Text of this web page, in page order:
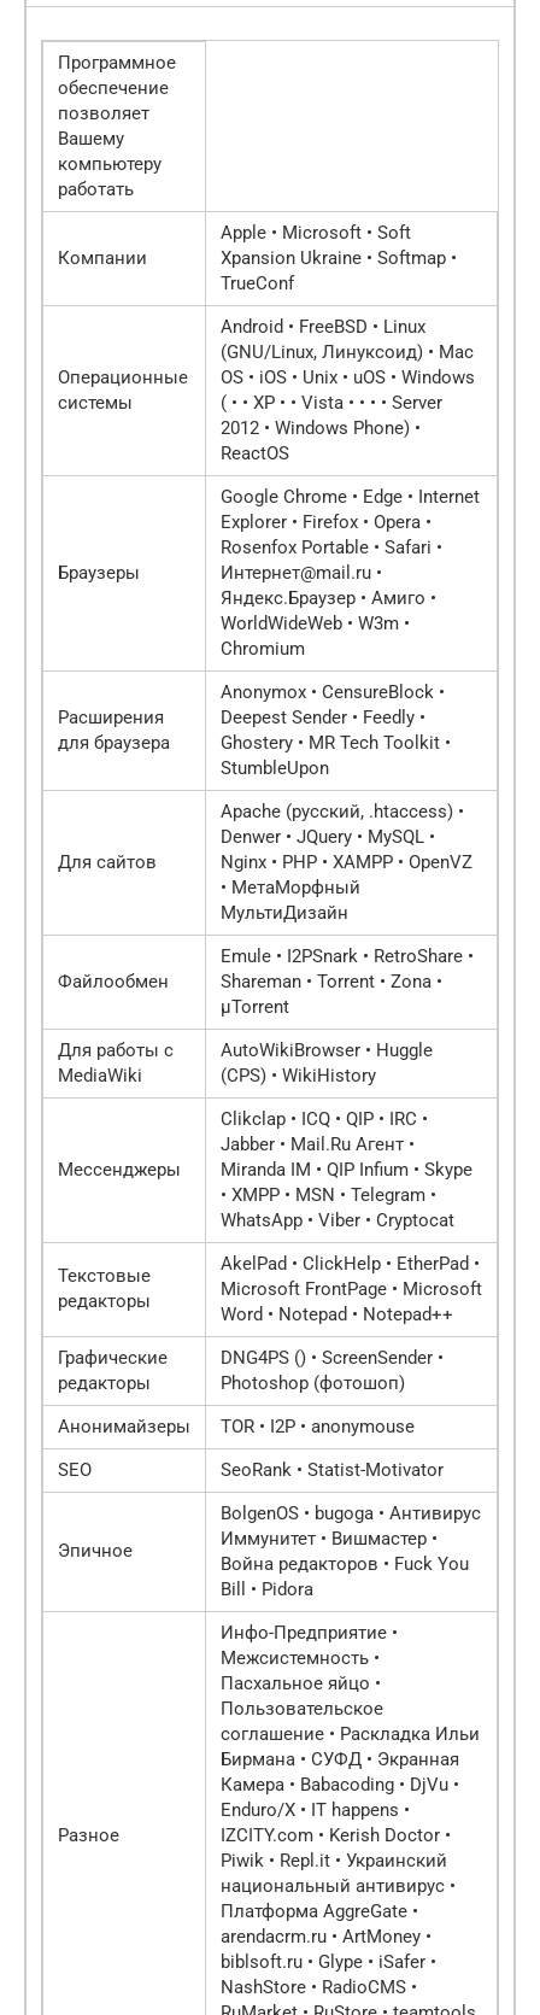
Программное
обеспечение
позволяет
Вашему
компьютеру
работать
Компании
Apple • Microsoft • Soft
Xpansion Ukraine • Softmap •
TrueConf
Операционные
системы
Android • FreeBSD • Linux
(GNU/Linux, Линуксоид) • Mac
OS • iOS • Unix • uOS • Windows
( • • XP • • Vista • • • • Server
2012 • Windows Phone) •
ReactOS
Браузеры
Google Chrome • Edge • Internet
Explorer • Firefox • Opera •
Rosenfox Portable • Safari •
Интернет@mail.ru •
Яндекс.Браузер • Амиго •
WorldWideWeb • W3m •
Chromium
Расширения
для браузера
Anonymox • CensureBlock •
Deepest Sender • Feedly •
Ghostery • MR Tech Toolkit •
StumbleUpon
Для сайтов
Apache (русский, .htaccess) •
Denwer • JQuery • MySQL •
Nginx • PHP • XAMPP • OpenVZ
• МетаМорфный
МультиДизайн
Файлообмен
Emule • I2PSnark • RetroShare •
Shareman • Torrent • Zona •
µTorrent
Для работы с
MediaWiki
AutoWikiBrowser • Huggle
(CPS) • WikiHistory
Мессенджеры
Clikclap • ICQ • QIP • IRC •
Jabber • Mail.Ru Агент •
Miranda IM • QIP Infium • Skype
• XMPP • MSN • Telegram •
WhatsApp • Viber • Cryptocat
Текстовые
редакторы
AkelPad • ClickHelp • EtherPad •
Microsoft FrontPage • Microsoft
Word • Notepad • Notepad++
Графические
редакторы
DNG4PS () • ScreenSender •
Photoshop (фотошоп)
Анонимайзеры
TOR • I2P • anonymouse
SEO
SeoRank • Statist-Motivator
Эпичное
BolgenOS • bugoga • Антивирус
Иммунитет • Вишмастер •
Война редакторов • Fuck You
Bill • Pidora
Разное
Инфо-Предприятие •
Межсистемность •
Пасхальное яйцо •
Пользовательское
соглашение • Раскладка Ильи
Бирмана • СУФД • Экранная
Камера • Babacoding • DjVu •
Enduro/X • IT happens •
IZCITY.com • Kerish Doctor •
Piwik • Repl.it • Украинский
национальный антивирус •
Платформа AggreGate •
arendacrm.ru • ArtMoney •
biblsoft.ru • Glype • iSafer •
NashStore • RadioCMS •